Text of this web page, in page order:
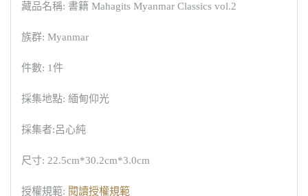
藏品名稱: 書籍 Mahagits Myanmar Classics vol.2
族群: Myanmar
件數: 1件
採集地點: 緬甸仰光
採集者:呂心純
尺寸: 22.5cm*30.2cm*3.0cm
授權規範: 閱讀授權規範